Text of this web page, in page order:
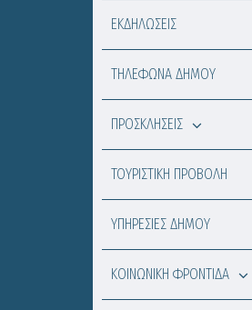
ΕΚΔΗΛΩΣΕΙΣ
ΤΗΛΕΦΩΝΑ ΔΗΜΟΥ
ΠΡΟΣΚΛΗΣΕΙΣ
ΤΟΥΡΙΣΤΙΚΗ ΠΡΟΒΟΛΗ
ΥΠΗΡΕΣΙΕΣ ΔΗΜΟΥ
ΚΟΙΝΩΝΙΚΗ ΦΡΟΝΤΙΔΑ